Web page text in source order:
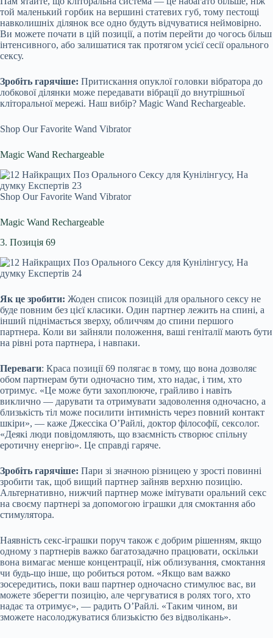
той маленький горбик на вершині статевих губ, тому пестощі
навколишніх ділянок все одно будуть відчуватися неймовірно.
Ви можете почати в цій позиції, а потім перейти до чогось більш
інтенсивного, або залишатися так протягом усієї сесії орального
сексу.
Зробіть гарячіше: Притискання опуклої головки вібратора до
лобкової ділянки може передавати вібрації до внутрішньої
кліторальної мережі. Наш вибір? Magic Wand Rechargeable.
Shop Our Favorite Wand Vibrator
Magic Wand Rechargeable
Shop Our Favorite Wand Vibrator
Magic Wand Rechargeable
3. Позиція 69
Як це зробити: Жоден список позицій для орального сексу не
буде повним без цієї класики. Один партнер лежить на спині, а
інший піднімається зверху, обличчям до спини першого
партнера. Коли ви зайняли положення, ваші геніталії мають бути
на рівні рота партнера, і навпаки.
Переваги: Краса позиції 69 полягає в тому, що вона дозволяє
обом партнерам бути одночасно тим, хто надає, і тим, хто
отримує. «Це може бути захоплююче, грайливо і навіть
виклично — дарувати та отримувати задоволення одночасно, а
близькість тіл може посилити інтимність через повний контакт
шкіри», — каже Джессіка О’Райлі, доктор філософії, сексолог.
«Деякі люди повідомляють, що взаємність створює спільну
еротичну енергію». Це справді гаряче.
Зробіть гарячіше: Пари зі значною різницею у зрості повинні
зробити так, щоб вищий партнер зайняв верхню позицію.
Альтернативно, нижчий партнер може імітувати оральний секс
на своєму партнері за допомогою іграшки для смоктання або
стимулятора.
Наявність секс-іграшки поруч також є добрим рішенням, якщо
одному з партнерів важко багатозадачно працювати, оскільки
вона вимагає менше концентрації, ніж облизування, смоктання
чи будь-що інше, що робиться ротом. «Якщо вам важко
зосередитись, поки ваш партнер одночасно стимулює вас, ви
можете зберегти позицію, але чергуватися в ролях того, хто
надає та отримує», — радить О’Райлі. «Таким чином, ви
зможете насолоджуватися близькістю без відволікань».